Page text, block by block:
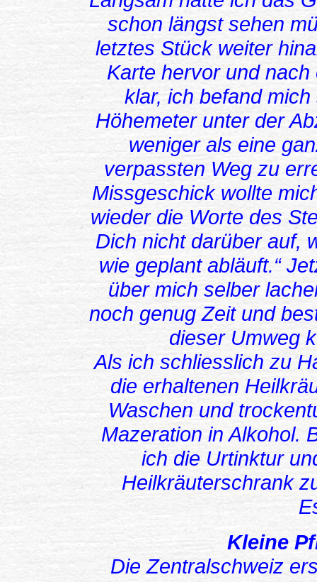
schon längst sehen
letztes Stück weiter
Karte hervor und
klar, ich befand
Höhemeter unter der
weniger als eine
verpassten Weg zu
Missgeschick wollte
wieder die Worte des
Dich nicht darüber auf,
wie geplant abläuft.“
über mich selber
noch genug Zeit und
dieser Umweg
Als ich schliesslich zu
die erhaltenen
Waschen und
Mazeration in Alkohol.
ich die Urtinktur
Heilkräuterschrank
Kleine
Die Zentralschweiz